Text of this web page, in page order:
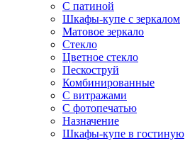
С патиной
Шкафы-купе с зеркалом
Матовое зеркало
Стекло
Цветное стекло
Пескоструй
Комбинированные
С витражами
С фотопечатью
Назначение
Шкафы-купе в гостиную